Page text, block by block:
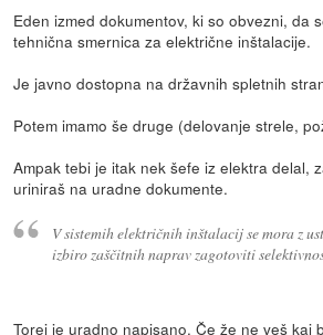
Eden izmed dokumentov, ki so obvezni, da
tehnična smernica za električne inštalacije.
Je javno dostopna na državnih spletnih
Potem imamo še druge (delovanje strele,
Ampak tebi je itak nek šefe iz elektra delal,
uriniraš na uradne dokumente.
V sistemih električnih inštalacij se mora z
izbiro zaščitnih naprav zagotoviti
Torej je uradno napisano. Če že ne veš kaj